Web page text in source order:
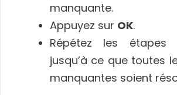
manquante.
Appuyez sur OK.
Répétez les étapes
jusqu’à ce que toutes
manquantes soient